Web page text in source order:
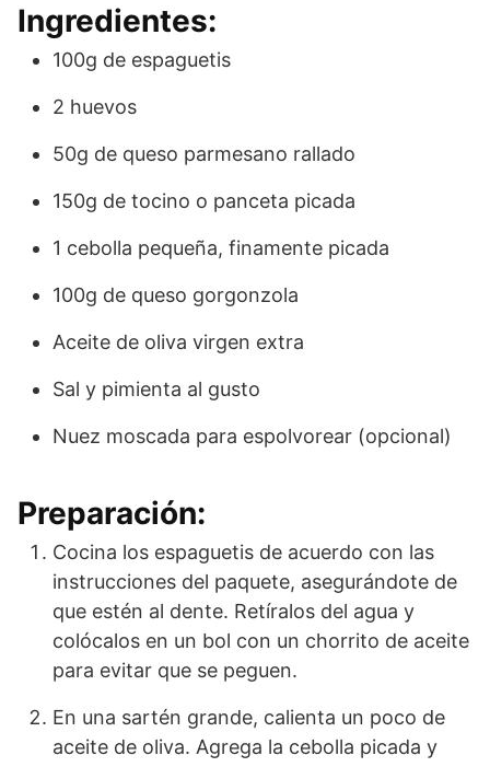
Ingredientes:
100g de espaguetis
2 huevos
50g de queso parmesano rallado
150g de tocino o panceta picada
1 cebolla pequeña, finamente picada
100g de queso gorgonzola
Aceite de oliva virgen extra
Sal y pimienta al gusto
Nuez moscada para espolvorear (opcional)
Preparación:
Cocina los espaguetis de acuerdo con las
instrucciones del paquete, asegurándote de
que estén al dente. Retíralos del agua y
colócalos en un bol con un chorrito de aceite
para evitar que se peguen.
En una sartén grande, calienta un poco de
aceite de oliva. Agrega la cebolla picada y